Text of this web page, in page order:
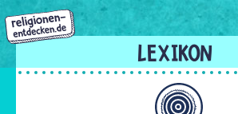
Direkt
zum
Inhalt